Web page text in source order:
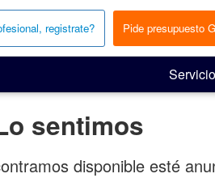
registrate? Pide presupuesto
sentimos
disponible esté